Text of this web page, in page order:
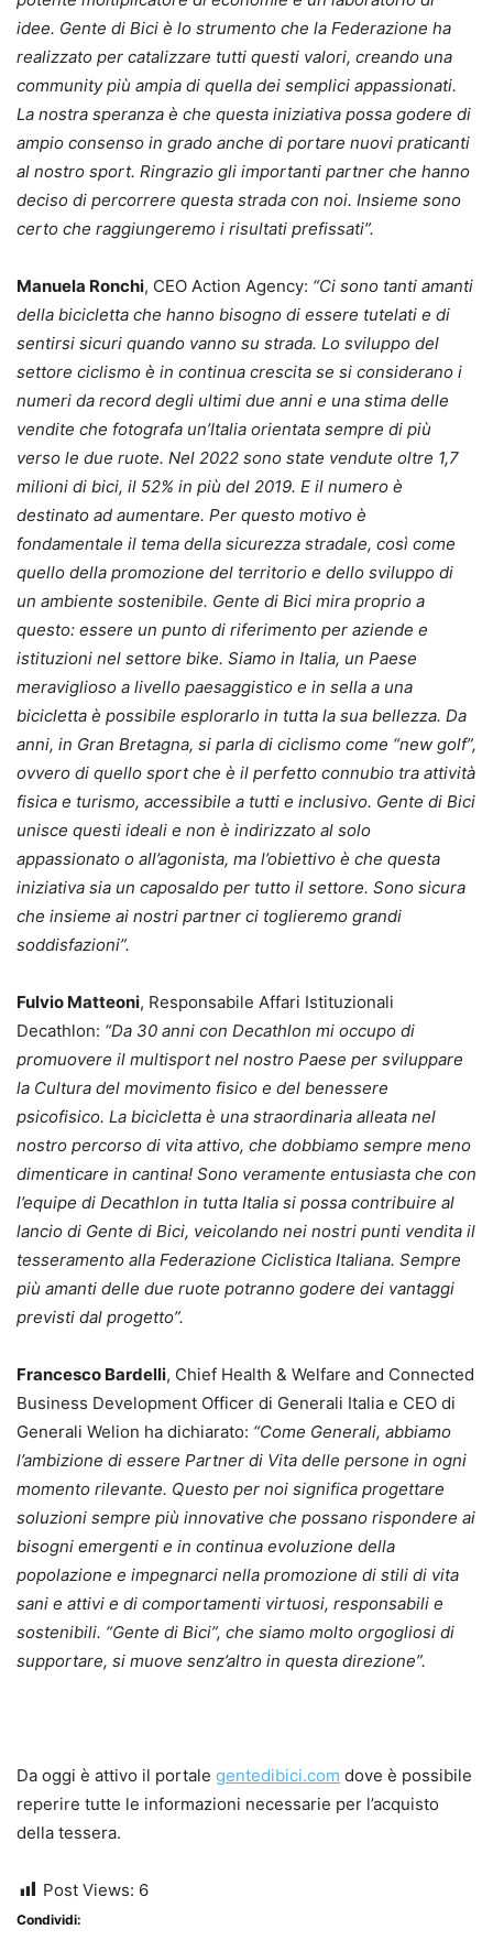
idee. Gente di Bici è lo strumento che la Federazione ha
realizzato per catalizzare tutti questi valori, creando una
community più ampia di quella dei semplici appassionati.
La nostra speranza è che questa iniziativa possa godere di
ampio consenso in grado anche di portare nuovi praticanti
al nostro sport. Ringrazio gli importanti partner che hanno
deciso di percorrere questa strada con noi. Insieme sono
certo che raggiungeremo i risultati prefissati”.
Manuela Ronchi, CEO Action Agency: “Ci sono tanti amanti
della bicicletta che hanno bisogno di essere tutelati e di
sentirsi sicuri quando vanno su strada. Lo sviluppo del
settore ciclismo è in continua crescita se si considerano i
numeri da record degli ultimi due anni e una stima delle
vendite che fotografa un’Italia orientata sempre di più
verso le due ruote. Nel 2022 sono state vendute oltre 1,7
milioni di bici, il 52% in più del 2019. E il numero è
destinato ad aumentare. Per questo motivo è
fondamentale il tema della sicurezza stradale, così come
quello della promozione del territorio e dello sviluppo di
un ambiente sostenibile. Gente di Bici mira proprio a
questo: essere un punto di riferimento per aziende e
istituzioni nel settore bike. Siamo in Italia, un Paese
meraviglioso a livello paesaggistico e in sella a una
bicicletta è possibile esplorarlo in tutta la sua bellezza. Da
anni, in Gran Bretagna, si parla di ciclismo come “new golf”,
ovvero di quello sport che è il perfetto connubio tra attività
fisica e turismo, accessibile a tutti e inclusivo. Gente di Bici
unisce questi ideali e non è indirizzato al solo
appassionato o all’agonista, ma l’obiettivo è che questa
iniziativa sia un caposaldo per tutto il settore. Sono sicura
che insieme ai nostri partner ci toglieremo grandi
soddisfazioni”.
Fulvio Matteoni, Responsabile Affari Istituzionali
Decathlon: “Da 30 anni con Decathlon mi occupo di
promuovere il multisport nel nostro Paese per sviluppare
la Cultura del movimento fisico e del benessere
psicofisico. La bicicletta è una straordinaria alleata nel
nostro percorso di vita attivo, che dobbiamo sempre meno
dimenticare in cantina! Sono veramente entusiasta che con
l’equipe di Decathlon in tutta Italia si possa contribuire al
lancio di Gente di Bici, veicolando nei nostri punti vendita il
tesseramento alla Federazione Ciclistica Italiana. Sempre
più amanti delle due ruote potranno godere dei vantaggi
previsti dal progetto”.
Francesco Bardelli, Chief Health & Welfare and Connected
Business Development Officer di Generali Italia e CEO di
Generali Welion ha dichiarato: “Come Generali, abbiamo
l’ambizione di essere Partner di Vita delle persone in ogni
momento rilevante. Questo per noi significa progettare
soluzioni sempre più innovative che possano rispondere ai
bisogni emergenti e in continua evoluzione della
popolazione e impegnarci nella promozione di stili di vita
sani e attivi e di comportamenti virtuosi, responsabili e
sostenibili. “Gente di Bici”, che siamo molto orgogliosi di
supportare, si muove senz’altro in questa direzione”.
Da oggi è attivo il portale gentedibici.com dove è possibile
reperire tutte le informazioni necessarie per l’acquisto
della tessera.
Post Views: 6
Condividi: